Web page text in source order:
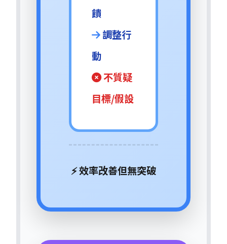
饋
調整行
動
不質疑
目標/假設
⚡ 效率改善但無突破